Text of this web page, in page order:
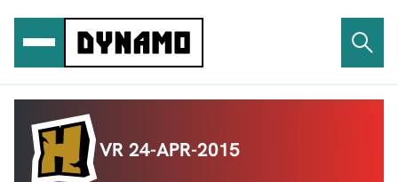
inhoud
VR 24-APR-2015